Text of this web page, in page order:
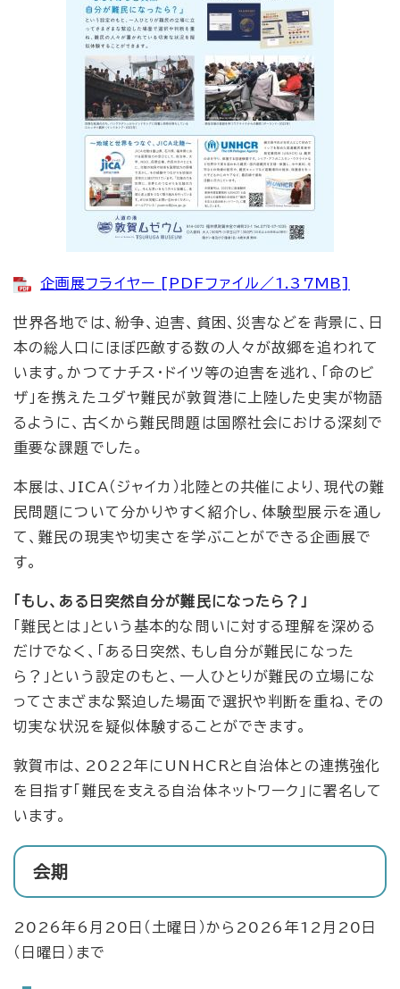
企画展フライヤー [PDFファイル／1.37MB]
世界各地では、紛争、迫害、貧困、災害などを背景に、日
本の総人口にほぼ匹敵する数の人々が故郷を追われて
います。かつてナチス・ドイツ等の迫害を逃れ、「命のビ
ザ」を携えたユダヤ難民が敦賀港に上陸した史実が物語
るように、古くから難民問題は国際社会における深刻で
重要な課題でした。
本展は、JICA（ジャイカ）北陸との共催により、現代の難
民問題について分かりやすく紹介し、体験型展示を通し
て、難民の現実や切実さを学ぶことができる企画展で
す。
「もし、ある日突然自分が難民になったら？」
「難民とは」という基本的な問いに対する理解を深める
だけでなく、「ある日突然、もし自分が難民になった
ら？」という設定のもと、一人ひとりが難民の立場にな
ってさまざまな緊迫した場面で選択や判断を重ね、その
切実な状況を疑似体験することができます。
敦賀市は、2022年にUNHCRと自治体との連携強化
を目指す「難民を支える自治体ネットワーク」に署名して
います。
会期
2026年6月20日（土曜日）から2026年12月20日
（日曜日）まで